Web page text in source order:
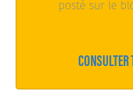
posté sur le